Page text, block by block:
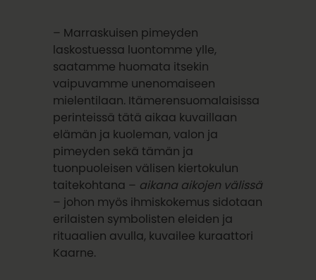
– Marraskuisen pimeyden
laskostuessa luontomme ylle,
saatamme huomata itsekin
vaipuvamme unenomaiseen
mielentilaan. Itämerensuomalaisissa
perinteissä tätä aikaa kuvaillaan
elämän ja kuoleman, valon ja
pimeyden sekä tämän ja
tuonpuoleisen välisen kiertokulun
taitekohtana – aikana aikojen välissä
– johon myös ihmiskokemus sidotaan
erilaisten symbolisten eleiden ja
rituaalien avulla, kuvailee kuraattori
Kaarne.